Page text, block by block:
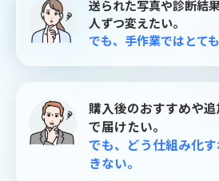
送られた写真や診断結
人ずつ変えたい。
でも、手作業ではとて
購入後のおすすめや
で届けたい。
でも、どう仕組み化
きない。